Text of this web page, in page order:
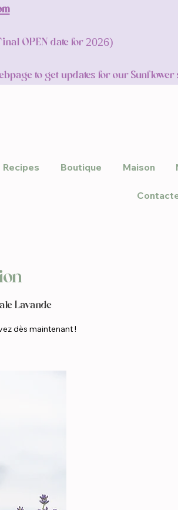
OPEN date for 2026)
to get updates for our Sunflower
Recipes Boutique Maison
Lavande
dès maintenant !